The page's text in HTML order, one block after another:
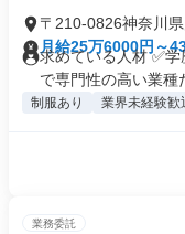
〒210-0826神奈川
月給25万6000円～
求めている人材 ✅
で専門性の高い業種
制服あり 業界未経験歓
業務委託